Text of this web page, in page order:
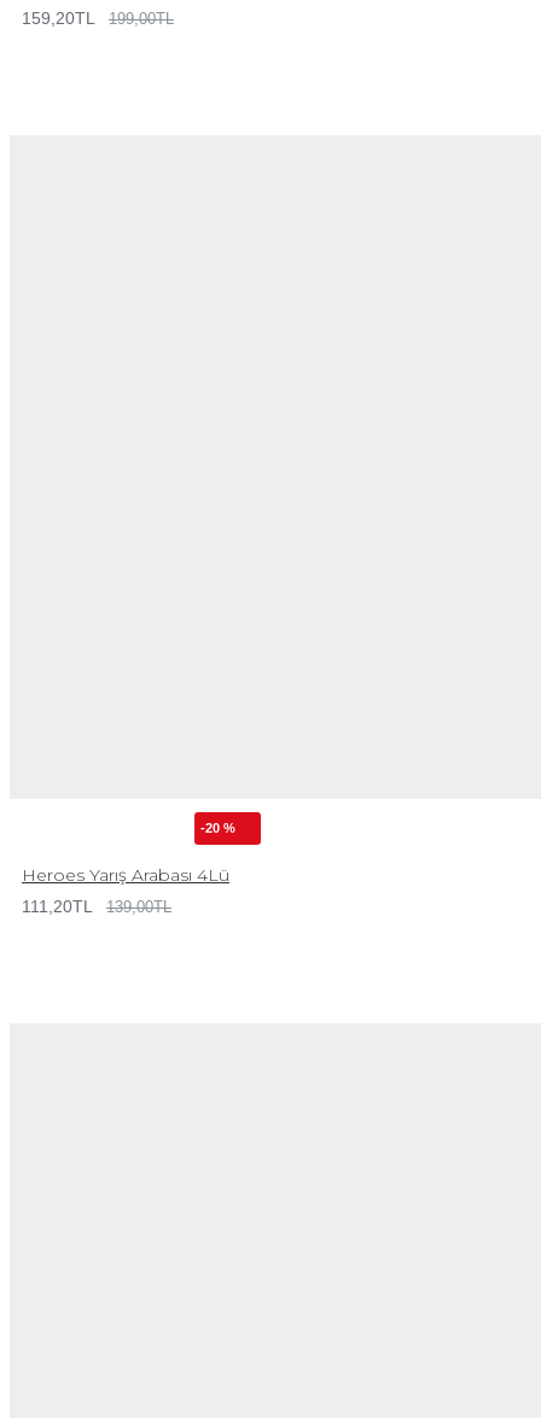
159,20TL 199,00TL
-20 %
Heroes Yarış Arabası 4Lü
111,20TL 139,00TL